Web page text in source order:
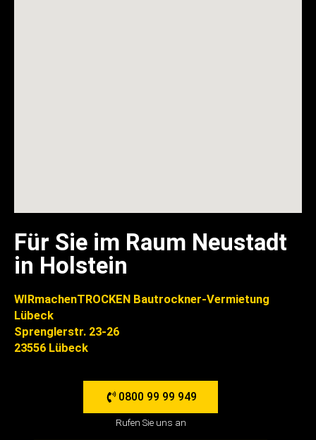
Für Sie im Raum Neustadt
in Holstein
WIRmachenTROCKEN Bautrockner-Vermietung
Lübeck
Sprenglerstr. 23-26
23556 Lübeck
0800 99 99 949
Rufen Sie uns an